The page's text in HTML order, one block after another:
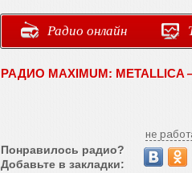
Радио онлайн
РАДИО MAXIMUM:
не
Понравилось радио?
Добавьте в закладки: